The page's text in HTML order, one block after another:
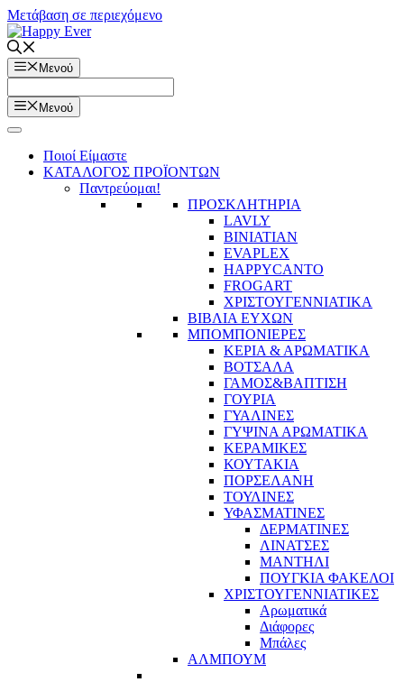
Μετάβαση σε περιεχόμενο
Μενού
Μενού
Ποιοί Είμαστε
ΚΑΤΑΛΟΓΟΣ ΠΡΟΪΟΝΤΩΝ
Παντρεύομαι!
ΠΡΟΣΚΛΗΤΗΡΙΑ
LAVLY
BINIATIAN
EVAPLEX
HAPPYCANTO
FROGART
ΧΡΙΣΤΟΥΓΕΝΝΙΑΤΙΚΑ
ΒΙΒΛΙΑ ΕΥΧΩΝ
ΜΠΟΜΠΟΝΙΕΡΕΣ
ΚΕΡΙΑ & ΑΡΩΜΑΤΙΚΑ
ΒΟΤΣΑΛΑ
ΓΑΜΟΣ&ΒΑΠΤΙΣΗ
ΓΟΥΡΙΑ
ΓΥΑΛΙΝΕΣ
ΓΥΨΙΝΑ ΑΡΩΜΑΤΙΚΑ
ΚΕΡΑΜΙΚΕΣ
ΚΟΥΤΑΚΙΑ
ΠΟΡΣΕΛΑΝΗ
ΤΟΥΛΙΝΕΣ
ΥΦΑΣΜΑΤΙΝΕΣ
ΔΕΡΜΑΤΙΝΕΣ
ΛΙΝΑΤΣΕΣ
ΜΑΝΤΗΛΙ
ΠΟΥΓΚΙΑ ΦΑΚΕΛΟΙ
ΧΡΙΣΤΟΥΓΕΝΝΙΑΤΙΚΕΣ
Αρωματικά
Διάφορες
Μπάλες
ΑΛΜΠΟΥΜ